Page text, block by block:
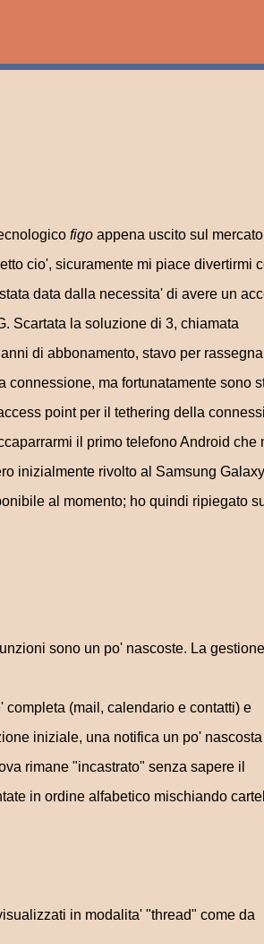
figo appena uscito sul
cio', sicuramente mi piace divertirmi
data dalla necessita' di avere un
Scartata la soluzione di 3, chiamata
di abbonamento, stavo per
ma fortunatamente sono
point per il tethering della
il primo telefono Android che
inizialmente rivolto al Samsung
al momento; ho quindi ripiegato
sono un po' nascoste. La gestione
completa (mail, calendario e contatti) e
iniziale, una notifica un po' nascosta
rimane "incastrato" senza sapere il
in ordine alfabetico mischiando
in modalita' "thread" come da